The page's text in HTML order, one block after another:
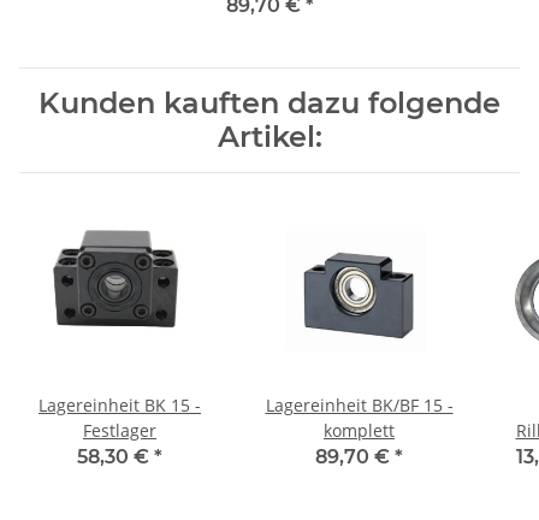
89,70 € *
Kunden kauften dazu folgende
Artikel:
Lagereinheit BK 15 -
Festlager
58,30 € *
Lagereinheit BK/BF 15 -
komplett
89,70 € *